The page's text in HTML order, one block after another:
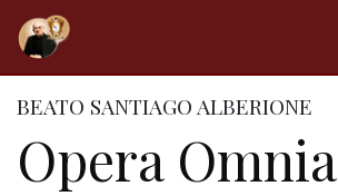
BEATO SANTIAGO ALBERIONE
Opera Omnia